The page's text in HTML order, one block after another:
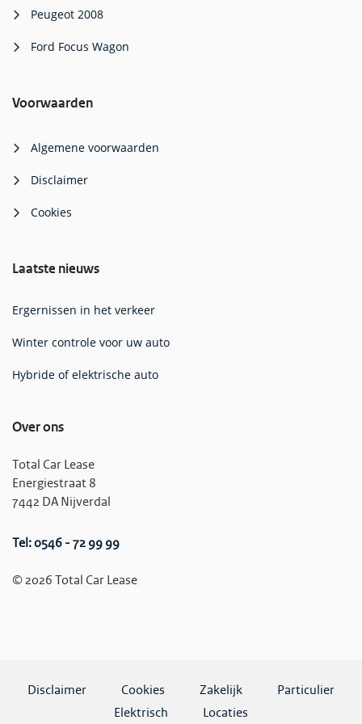
Peugeot 2008
Ford Focus Wagon
Voorwaarden
Algemene voorwaarden
Disclaimer
Cookies
Laatste nieuws
Ergernissen in het verkeer
Winter controle voor uw auto
Hybride of elektrische auto
Over ons
Total Car Lease
Energiestraat 8
7442 DA Nijverdal
Tel: 0546 - 72 99 99
© 2026 Total Car Lease
Disclaimer Cookies Zakelijk
Particulier
Elektrisch
Locaties